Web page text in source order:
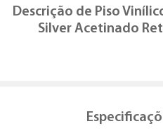
Descrição de Piso
Silver Acetinado